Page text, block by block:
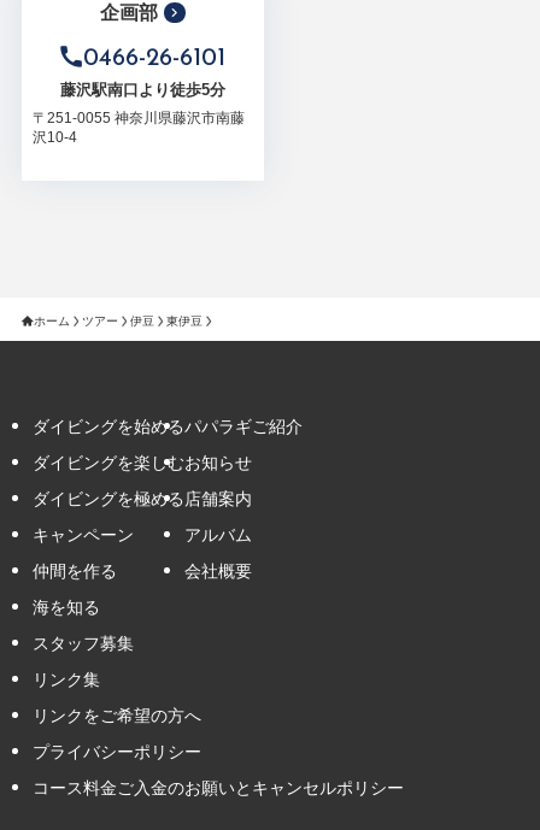
企画部
0466-26-6101
藤沢駅南口より徒歩5分
〒251-0055 神奈川県藤沢市南藤
沢10-4
ホーム ツアー 伊豆 東伊豆
ダイビングを始める
ダイビングを楽しむ
ダイビングを極める
キャンペーン
仲間を作る
海を知る
パパラギご紹介
お知らせ
店舗案内
アルバム
会社概要
スタッフ募集
リンク集
リンクをご希望の方へ
プライバシーポリシー
コース料金ご入金のお願いとキャンセルポリシー